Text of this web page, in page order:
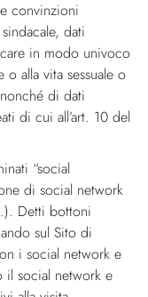
convinzioni
dati
in modo univoco
o alla vita sessuale o
di dati
di cui all’art. 10 del
“social
di social network
Detti bottoni
sul Sito di
i social network e
il social network e